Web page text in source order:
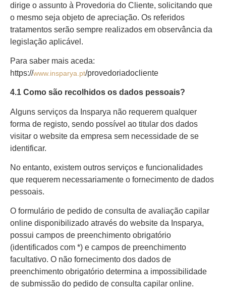
dirige o assunto à Provedoria do Cliente, solicitando que
o mesmo seja objeto de apreciação. Os referidos
tratamentos serão sempre realizados em observância da
legislação aplicável.
Para saber mais aceda:
https://www.insparya.pt/provedoriadocliente
4.1 Como são recolhidos os dados pessoais?
Alguns serviços da Insparya não requerem qualquer
forma de registo, sendo possível ao titular dos dados
visitar o website da empresa sem necessidade de se
identificar.
No entanto, existem outros serviços e funcionalidades
que requerem necessariamente o fornecimento de dados
pessoais.
O formulário de pedido de consulta de avaliação capilar
online disponibilizado através do website da Insparya,
possui campos de preenchimento obrigatório
(identificados com *) e campos de preenchimento
facultativo. O não fornecimento dos dados de
preenchimento obrigatório determina a impossibilidade
de submissão do pedido de consulta capilar online.